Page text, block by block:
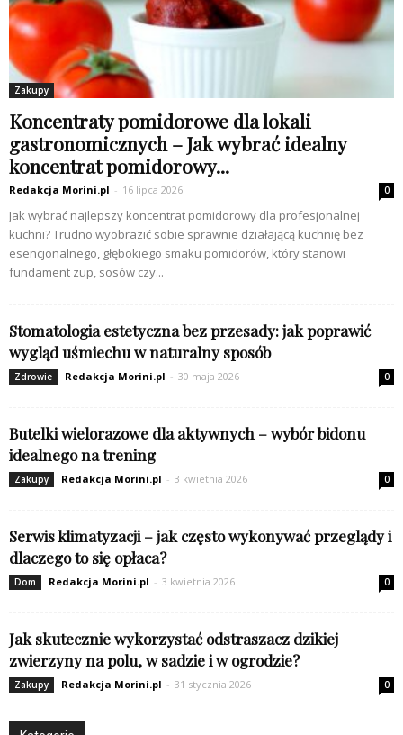
Zakupy
Koncentraty pomidorowe dla lokali
gastronomicznych – Jak wybrać idealny
koncentrat pomidorowy...
Redakcja Morini.pl - 16 lipca 2026 0
Jak wybrać najlepszy koncentrat pomidorowy dla profesjonalnej
kuchni? Trudno wyobrazić sobie sprawnie działającą kuchnię bez
esencjonalnego, głębokiego smaku pomidorów, który stanowi
fundament zup, sosów czy...
Stomatologia estetyczna bez przesady: jak poprawić
wygląd uśmiechu w naturalny sposób
Zdrowie Redakcja Morini.pl - 30 maja 2026 0
Butelki wielorazowe dla aktywnych – wybór bidonu
idealnego na trening
Zakupy Redakcja Morini.pl - 3 kwietnia 2026 0
Serwis klimatyzacji – jak często wykonywać przeglądy i
dlaczego to się opłaca?
Dom Redakcja Morini.pl - 3 kwietnia 2026 0
Jak skutecznie wykorzystać odstraszacz dzikiej
zwierzyny na polu, w sadzie i w ogrodzie?
Zakupy Redakcja Morini.pl - 31 stycznia 2026 0